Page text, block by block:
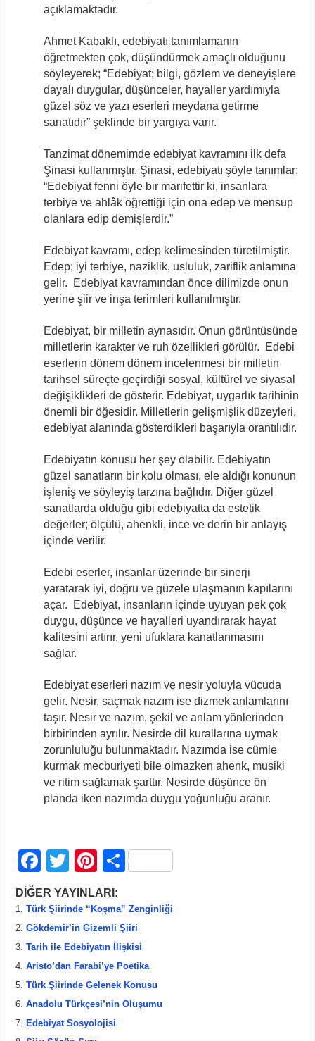
açıklamaktadır.
Ahmet Kabaklı, edebiyatı tanımlamanın
öğretmekten çok, düşündürmek amaçlı olduğunu
söyleyerek; “Edebiyat; bilgi, gözlem ve deneyişlere
dayalı duygular, düşünceler, hayaller yardımıyla
güzel söz ve yazı eserleri meydana getirme
sanatıdır” şeklinde bir yargıya varır.
Tanzimat dönemimde edebiyat kavramını ilk defa
Şinasi kullanmıştır. Şinasi, edebiyatı şöyle tanımlar:
“Edebiyat fenni öyle bir marifettir ki, insanlara
terbiye ve ahlâk öğrettiği için ona edep ve mensup
olanlara edip demişlerdir.”
Edebiyat kavramı, edep kelimesinden türetilmiştir.
Edep; iyi terbiye, naziklik, usluluk, zariflik anlamına
gelir. Edebiyat kavramından önce dilimizde onun
yerine şiir ve inşa terimleri kullanılmıştır.
Edebiyat, bir milletin aynasıdır. Onun görüntüsünde
milletlerin karakter ve ruh özellikleri görülür. Edebi
eserlerin dönem dönem incelenmesi bir milletin
tarihsel süreçte geçirdiği sosyal, kültürel ve siyasal
değişiklikleri de gösterir. Edebiyat, uygarlık tarihinin
önemli bir öğesidir. Milletlerin gelişmişlik düzeyleri,
edebiyat alanında gösterdikleri başarıyla orantılıdır.
Edebiyatın konusu her şey olabilir. Edebiyatın
güzel sanatların bir kolu olması, ele aldığı konunun
işleniş ve söyleyiş tarzına bağlıdır. Diğer güzel
sanatlarda olduğu gibi edebiyatta da estetik
değerler; ölçülü, ahenkli, ince ve derin bir anlayış
içinde verilir.
Edebi eserler, insanlar üzerinde bir sinerji
yaratarak iyi, doğru ve güzele ulaşmanın kapılarını
açar. Edebiyat, insanların içinde uyuyan pek çok
duygu, düşünce ve hayalleri uyandırarak hayat
kalitesini artırır, yeni ufuklara kanatlanmasını
sağlar.
Edebiyat eserleri nazım ve nesir yoluyla vücuda
gelir. Nesir, saçmak nazım ise dizmek anlamlarını
taşır. Nesir ve nazım, şekil ve anlam yönlerinden
birbirinden ayrılır. Nesirde dil kurallarına uymak
zorunluluğu bulunmaktadır. Nazımda ise cümle
kurmak mecburiyeti bile olmazken ahenk, musiki
ve ritim sağlamak şarttır. Nesirde düşünce ön
planda iken nazımda duygu yoğunluğu aranır.
F
a
c
e
b
o
o
k
T
wi
tt
er
Pi
nt
er
e
st
S
ar
e
DİĞER YAYINLARI:
Türk Şiirinde “Koşma” Zenginliği
Gökdemir’in Gizemli Şiiri
Tarih ile Edebiyatın İlişkisi
Aristo’dan Farabi’ye Poetika
Türk Şiirinde Gelenek Konusu
Anadolu Türkçesi’nin Oluşumu
Edebiyat Sosyolojisi